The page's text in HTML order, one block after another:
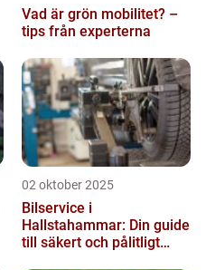
Vad är grön mobilitet? –
tips från experterna
02 oktober 2025
Bilservice i
Hallstahammar: Din guide
till säkert och pålitligt